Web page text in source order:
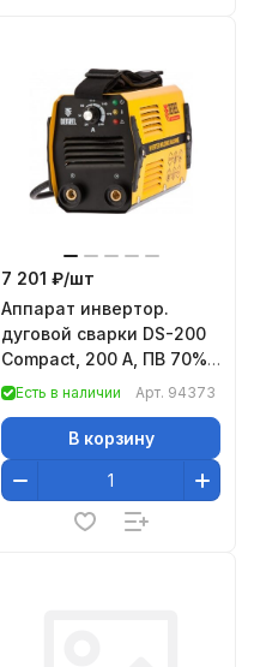
7 201 ₽/шт
Аппарат инвертор.
дуговой сварки DS-200
Compact, 200 А, ПВ 70%,
диам.эл. 1,6-5 мм//
Есть в наличии Арт. 94373
В корзину